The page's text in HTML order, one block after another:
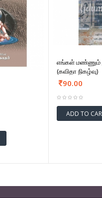
எங்கள் மண்ணும்
(கவிதா நிகழ்வு)
90.00
ADD TO